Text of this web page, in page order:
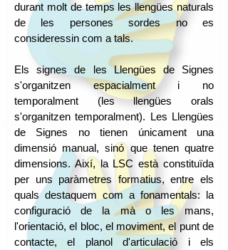
durant molt de temps les llengües naturals
de les persones sordes no es
consideressin com a tals.
Els signes de les Llengües de Signes
s'organitzen espacialment i no
temporalment (les llengües orals
s'organitzen temporalment). Les Llengües
de Signes no tienen únicament una
dimensió manual, sinó que tenen quatre
dimensions. Així, la LSC està constituïda
per uns paràmetres formatius, entre els
quals destaquem com a fonamentals: la
configuració de la mà o les mans,
l'orientació, el bloc, el moviment, el punt de
contacte, el planol d'articulació i els